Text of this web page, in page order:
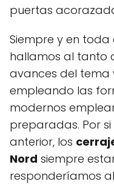
puertas
Siempre y en
hallamos al tanto
avances del tema
empleando las
modernos
preparadas. Por
anterior, los
Nord siempre
responderíamos